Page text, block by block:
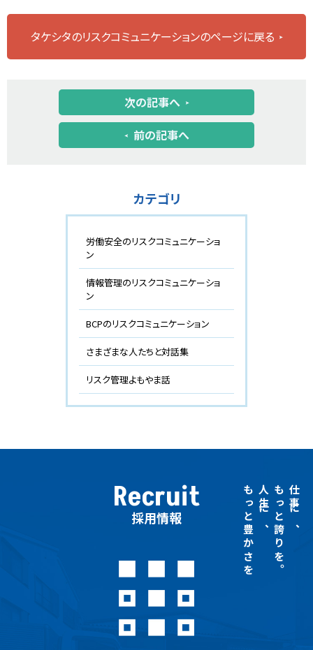
タケシタのリスクコミュニケーションのページに戻る
次の記事へ
前の記事へ
カテゴリ
労働安全のリスクコミュニケーショ
ン
情報管理のリスクコミュニケーショ
ン
BCPのリスクコミュニケーション
さまざまな人たちと対話集
リスク管理よもやま話
Recruit
採用情報 仕事に、
もっと誇りを。
人生に、
もっと豊かさを